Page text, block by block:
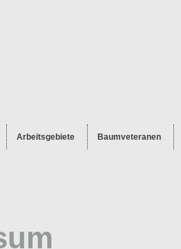
Arbeitsgebiete Baumveteranen